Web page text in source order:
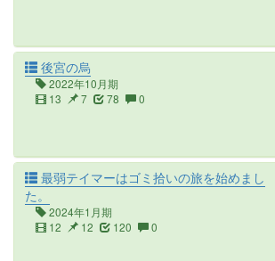
後宮の烏
2022年10月期
13
7 78 0
最弱テイマーはゴミ拾いの旅を始めまし
た。
2024年1月期
12
12 120 0